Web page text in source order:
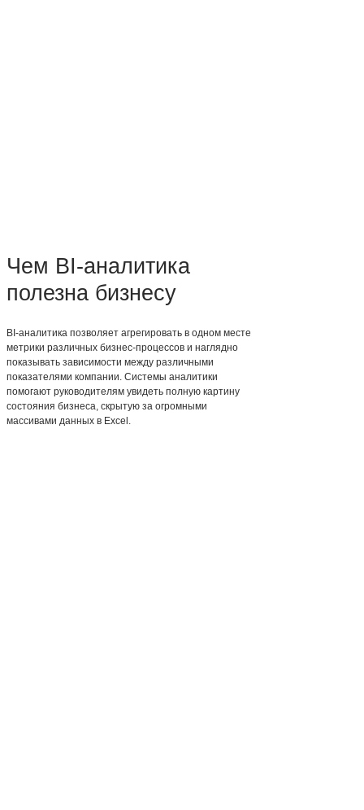
Чем BI-аналитика
полезна бизнесу
BI-аналитика позволяет агрегировать в одном месте
метрики различных бизнес-процессов и наглядно
показывать зависимости между различными
показателями компании. Системы аналитики
помогают руководителям увидеть полную картину
состояния бизнеса, скрытую за огромными
массивами данных в Excel.